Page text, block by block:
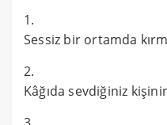
Sessiz bir ortamda
Kâğıda sevdiğiniz kişinin